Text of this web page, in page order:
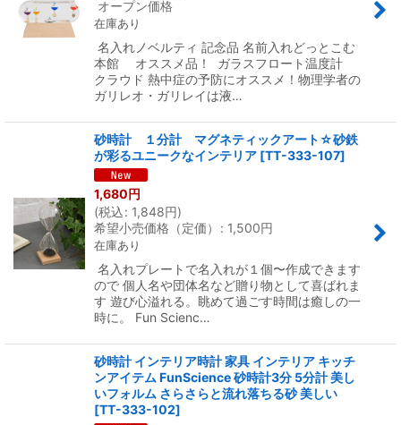
オープン価格
在庫あり
名入れノベルティ 記念品 名前入れどっとこむ
本館 オススメ品！ ガラスフロート温度計
クラウド 熱中症の予防にオススメ！物理学者の
ガリレオ・ガリレイは液…
砂時計 １分計 マグネティックアート☆砂鉄
が彩るユニークなインテリア [TT-333-107]
1,680 円
(税込: 1,848円)
希望小売価格（定価）
: 1,500円
在庫あり
名入れプレートで名入れが１個〜作成できます
ので 個人名や団体名など贈り物として喜ばれま
す 遊び心溢れる。眺めて過ごす時間は癒しの一
時に。 Fun Scienc…
砂時計 インテリア時計 家具 インテリア キッチ
ンアイテム FunScience 砂時計3分 5分計 美し
いフォルム さらさらと流れ落ちる砂 美しい
[TT-333-102]